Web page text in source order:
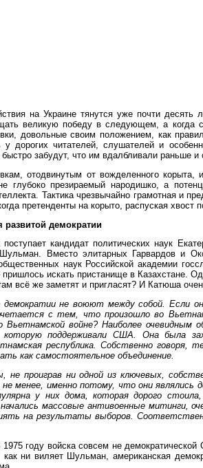
на Украине тянутся уже почти
великую победу в следующем, а когда
довольные своим положением, как
дорогих читателей, слушателей и
быстро забудут, что им вдалбливали раньше
отодвинутым от вожделенного
глубоко презираемый народишко, а
Тактика чрезвычайно грамотная и
претенденты на корыто, распуская хвост
развитой демократии
поступает кандидат политических наук
Вместо элитарных Гарвардов и
наук Российской академии
пришлось искать пристанище в Казахстане.
всё же заметят и пригласят? И Катюша
демократии не воюют между собой. Если
с тем, что произошло во
Вьетнамской войне? Наиболее очевидным
поддерживали США. Она была
республика. Собственно говоря,
как самостоятельное объединение.
не проиграв ни одной из ключевых,
менее, именно потому, что они являлись
у них дома, которая дорого
массовые антивоенные митинги,
на результаты выборов.
году войска совсем не демократической
ни виляет Шульман, американская